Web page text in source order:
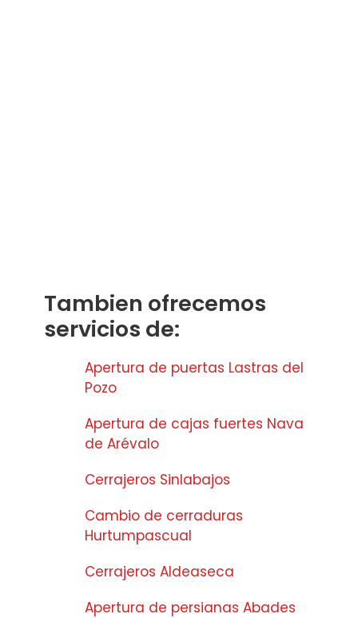
Tambien ofrecemos
servicios de:
Apertura de puertas Lastras del
Pozo
Apertura de cajas fuertes Nava
de Arévalo
Cerrajeros Sinlabajos
Cambio de cerraduras
Hurtumpascual
Cerrajeros Aldeaseca
Apertura de persianas Abades